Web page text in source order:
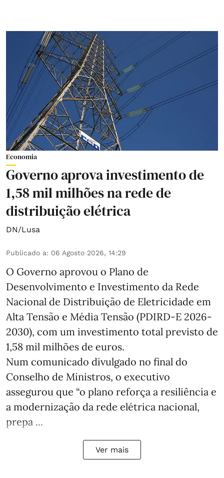
Economia
Governo aprova investimento de
1,58 mil milhões na rede de
distribuição elétrica
DN/Lusa
Publicado a: 06 Agosto 2026, 14:29
O Governo aprovou o Plano de
Desenvolvimento e Investimento da Rede
Nacional de Distribuição de Eletricidade em
Alta Tensão e Média Tensão (PDIRD-E 2026-
2030), com um investimento total previsto de
1,58 mil milhões de euros.
Num comunicado divulgado no final do
Conselho de Ministros, o executivo
assegurou que “o plano reforça a resiliência e
a modernização da rede elétrica nacional,
prepa ...
Ver mais